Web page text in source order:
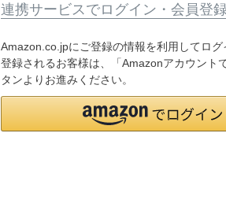
連携サービスでログイン・会員登
Amazon.co.jpにご登録の情報を利用してログ
登録されるお客様は、「Amazonアカウント
タンよりお進みください。